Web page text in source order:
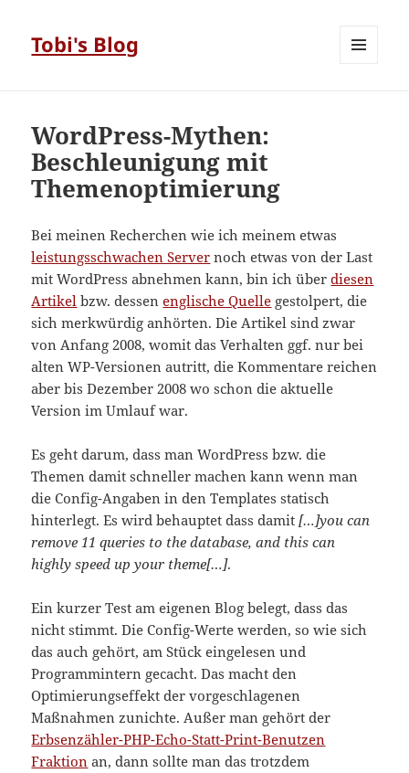
Tobi's Blog
WordPress-Mythen:
Beschleunigung mit
Themenoptimierung
Bei meinen Recherchen wie ich meinem etwas
leistungsschwachen Server noch etwas von der Last
mit WordPress abnehmen kann, bin ich überdiesen
Artikel bzw. dessenenglische Quelle gestolpert, die
sich merkwürdig anhörten. Die Artikel sind zwar
von Anfang 2008, womit das Verhalten ggf. nur bei
alten WP-Versionen autritt, die Kommentare reichen
aber bis Dezember 2008 wo schon die aktuelle
Version im Umlauf war.
Es geht darum, dass man WordPress bzw. die
Themen damit schneller machen kann wenn man
die Config-Angaben in den Templates statisch
hinterlegt. Es wird behauptet dass damit[…]you can
remove 11 queries to the database, and this can
highly speed up your theme[…].
Ein kurzer Test am eigenen Blog belegt, dass das
nicht stimmt. Die Config-Werte werden, so wie sich
das auch gehört, am Stück eingelesen und
Programmintern gecacht. Das macht den
Optimierungseffekt der vorgeschlagenen
Maßnahmen zunichte. Außer man gehört der
Erbsenzähler-PHP-Echo-Statt-Print-Benutzen
Fraktion an, dann sollte man das trotzdem